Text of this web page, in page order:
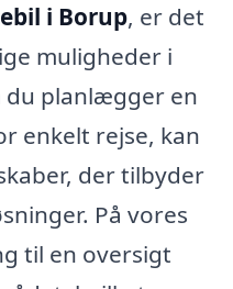
i Borup, er det
muligheder i
planlægger en
enkelt rejse, kan
der tilbyder
På vores
til en oversigt